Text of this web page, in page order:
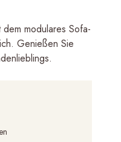
modulares Sofa-
Genießen Sie